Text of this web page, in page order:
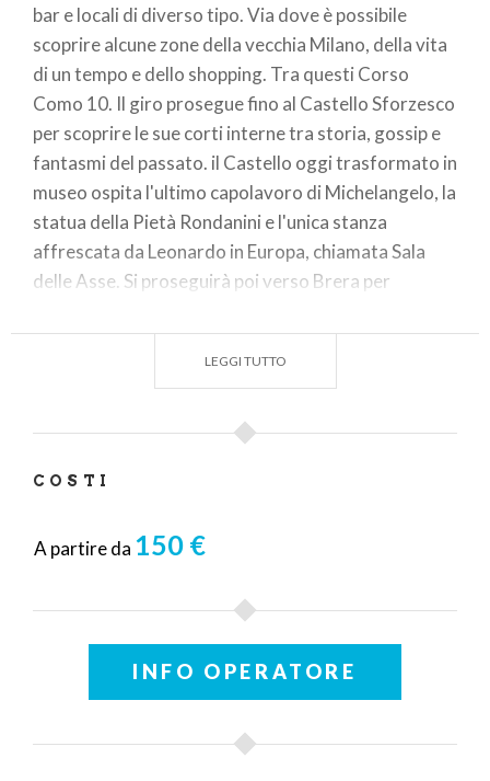
bar e locali di diverso tipo. Via dove è possibile
scoprire alcune zone della vecchia Milano, della vita
di un tempo e dello shopping. Tra questi Corso
Como 10. Il giro prosegue fino al Castello Sforzesco
per scoprire le sue corti interne tra storia, gossip e
fantasmi del passato. il Castello oggi trasformato in
museo ospita l'ultimo capolavoro di Michelangelo, la
statua della Pietà Rondanini e l'unica stanza
affrescata da Leonardo in Europa, chiamata Sala
delle Asse. Si proseguirà poi verso Brera per
moltitudine degli edifici colorati, uno dei musei piu'
famosi d'Italia, la Pinacoteca di Brera. Area con
chiamata la zona bohemienne di Milano.
LEGGI TUTTO
COSTI
A partire da 150 €
INFO OPERATORE